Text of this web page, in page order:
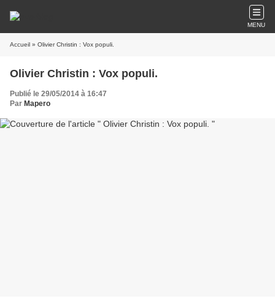
MENU
Accueil » Olivier Christin : Vox populi.
Olivier Christin : Vox populi.
Publié le 29/05/2014 à 16:47
Par Mapero